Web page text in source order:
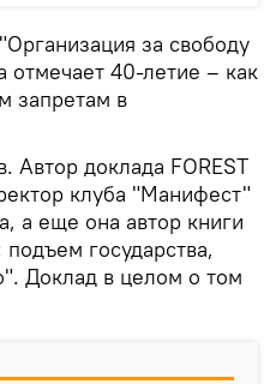
за свободу
отмечает 40-летие – как
запретам в
Автор доклада FOREST
клуба "Манифест"
а еще она автор книги
государства,
Доклад в целом о том